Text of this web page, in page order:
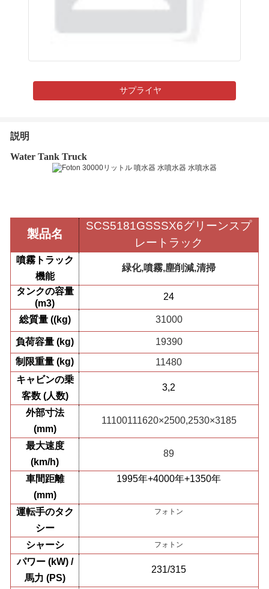
サプライヤ
説明
Water Tank Truck
製品名
SCS5181GSSSX6グリーンスプ
レートラック
噴霧トラック
機能
緑化,噴霧,塵削減,清掃
タンクの容量
(m3)
24
総質量 ((kg) 31000
負荷容量 (kg)
19390
制限重量 (kg)
11480
キャビンの乗
客数 (人数)
3,2
外部寸法
(mm)
11100111620×2500,2530×3185
最大速度
(km/h)
89
車間距離
(mm)
1995年+4000年+1350年
運転手のタク
シー
フォトン
シャーシ フォトン
パワー (kW) /
馬力 (PS)
231/315